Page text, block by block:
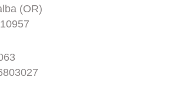
(OR)